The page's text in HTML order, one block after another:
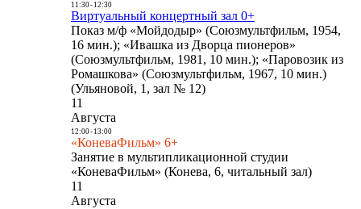
11:30- 12:30
Виртуальный концертный зал 0+
Показ м/ф «Мойдодыр» (Союзмультфильм, 1954,
16 мин.); «Ивашка из Дворца пионеров»
(Союзмультфильм, 1981, 10 мин.); «Паровозик из
Ромашкова» (Союзмультфильм, 1967, 10 мин.)
(Ульяновой, 1, зал № 12)
11
Августа
12:00- 13:00
«КоневаФильм» 6+
Занятие в мультипликационной студии
«КоневаФильм» (Конева, 6, читальный зал)
11
Августа